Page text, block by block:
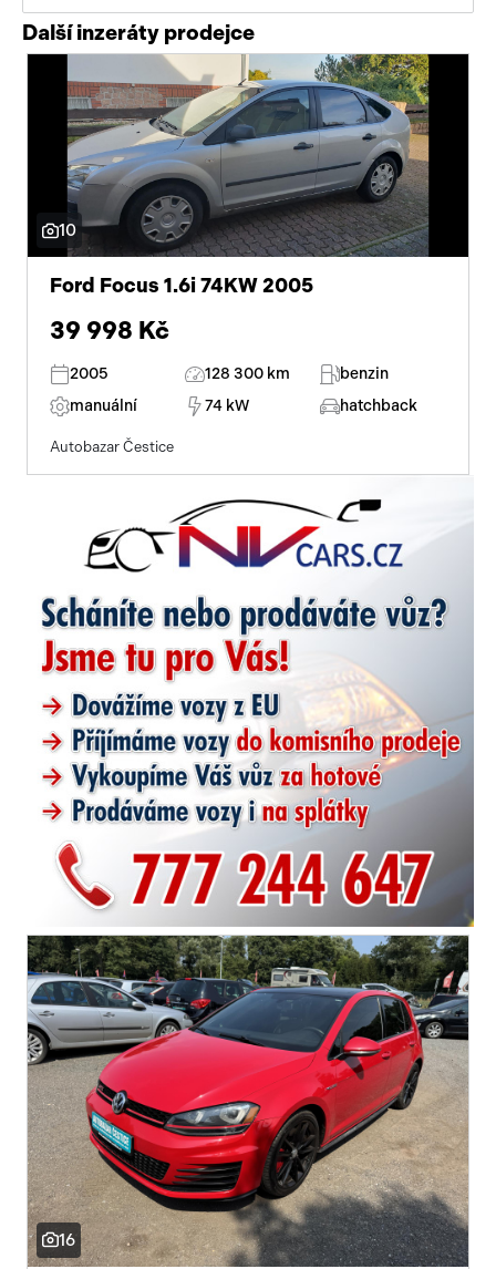
Další inzeráty prodejce
10
Ford Focus 1.6i 74KW 2005
39 998 Kč
2005 128 300 km
benzin
manuální
74 kW hatchback
Autobazar Čestice
16